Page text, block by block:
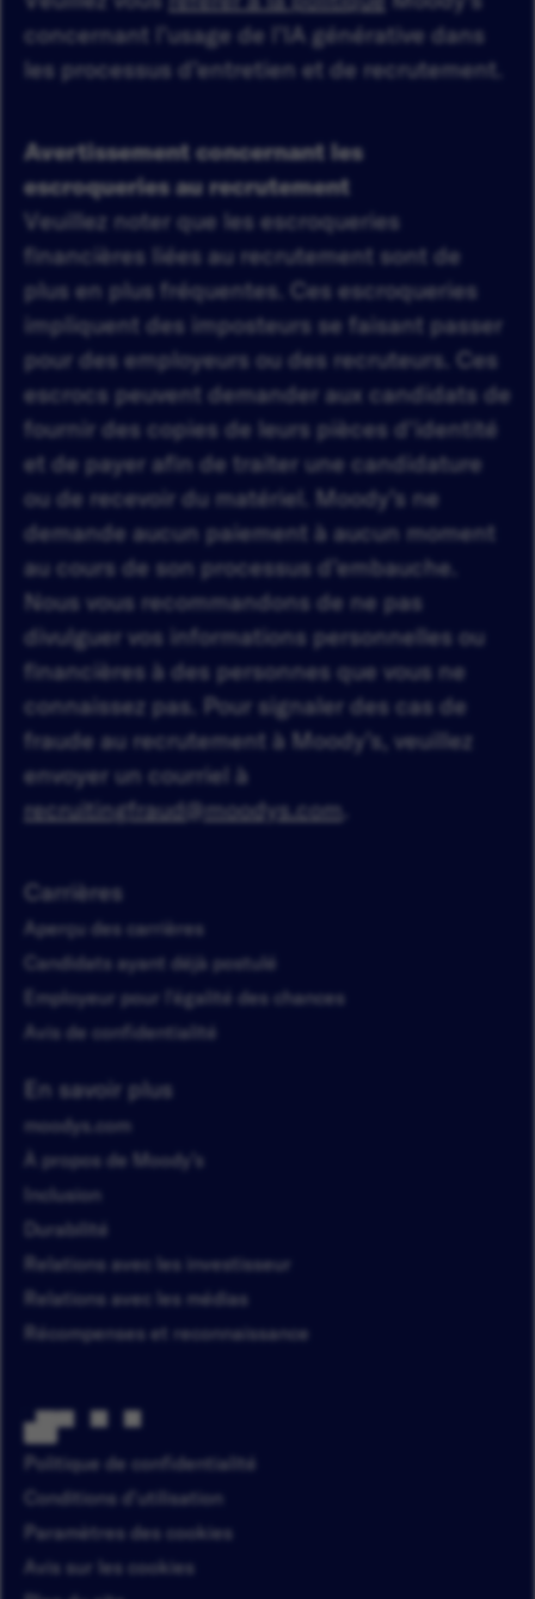
concernant l’usage de l’IA générative dans
les processus d’entretien et de recrutement.
Avertissement concernant les
escroqueries au recrutement
Veuillez noter que les escroqueries
financières liées au recrutement sont de
plus en plus fréquentes. Ces escroqueries
impliquent des imposteurs se faisant passer
pour des employeurs ou des recruteurs. Ces
escrocs peuvent demander aux candidats de
fournir des copies de leurs pièces d'identité
et de payer afin de traiter une candidature
ou de recevoir du matériel. Moody’s ne
demande aucun paiement à aucun moment
au cours de son processus d’embauche.
Nous vous recommandons de ne pas
divulguer vos informations personnelles ou
financières à des personnes que vous ne
connaissez pas. Pour signaler des cas de
fraude au recrutement à Moody’s, veuillez
envoyer un courriel à
recruitingfraud@moodys.com
Carrières
Aperçu des carrières
Candidats ayant déjà postulé
Employeur pour l'égalité des chances
Avis de confidentialité
En savoir plus
moodys.com
À propos de Moody’s
Inclusion
Durabilité
Relations avec les investisseur
Relations avec les médias
Récompenses et reconnaissance
Politique de confidentialité
Conditions d'utilisation
Paramètres des cookies
Avis sur les cookies